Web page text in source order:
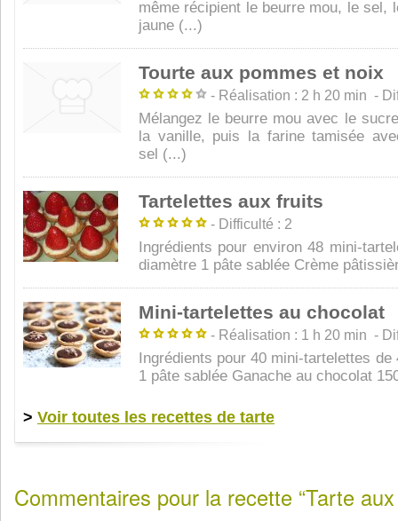
même récipient le beurre mou, le sel,
jaune (...)
Tourte aux pommes et noix
- Réalisation : 2 h 20 min -
Mélangez le beurre mou avec le
la vanille, puis la farine tamisée
sel (...)
Tartelettes aux fruits
- Difficulté : 2
Ingrédients pour environ 48 mini-
diamètre 1 pâte sablée Crème
Mini-tartelettes au chocolat
- Réalisation : 1 h 20 min -
Ingrédients pour 40 mini-tartelettes
1 pâte sablée Ganache au chocolat
> Voir toutes les recettes de tarte
Commentaires pour la recette “Tarte aux